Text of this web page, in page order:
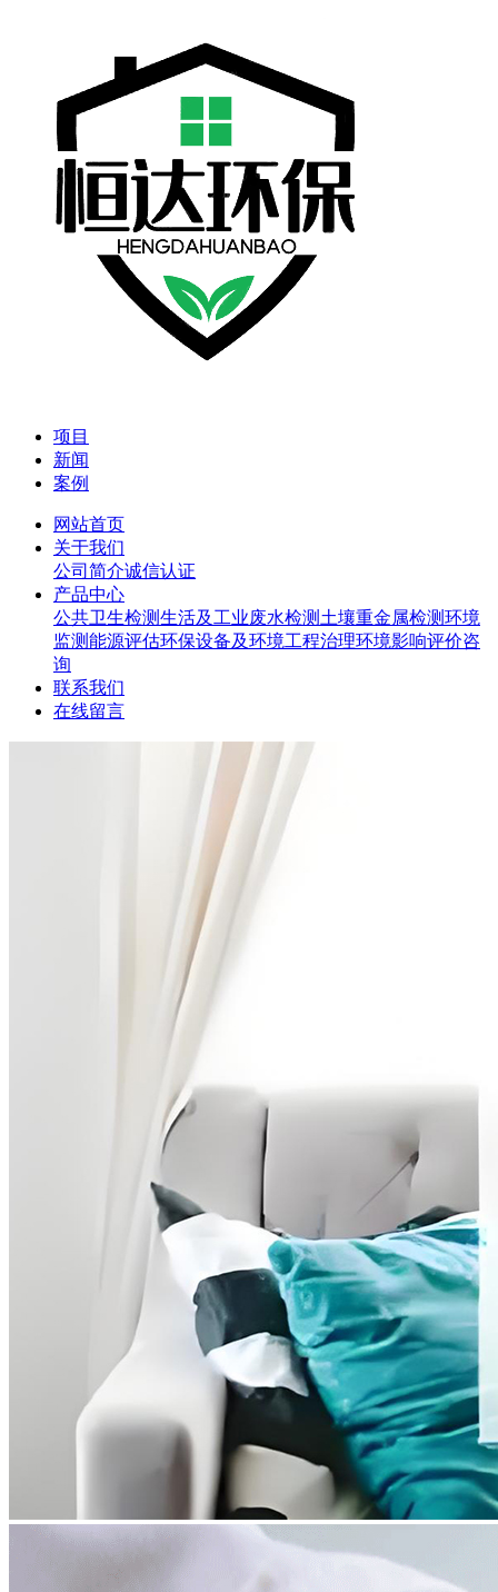
项目
新闻
案例
网站首页
关于我们
公司简介诚信认证
产品中心
公共卫生检测生活及工业废水检测 土壤重金属检测环境
监测能源评估环保设备及环境工程治理环境影响评价咨
询
联系我们
在线留言